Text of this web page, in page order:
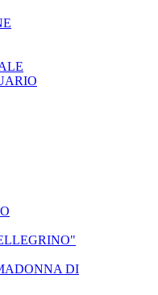
DI